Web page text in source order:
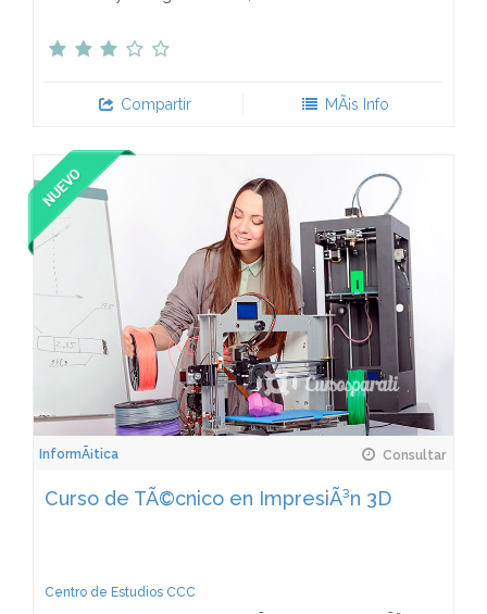
Compartir MÃ¡s Info
InformÃ¡tica Consultar
Curso de TÃ©cnico en ImpresiÃ³n 3D
Centro de Estudios CCC